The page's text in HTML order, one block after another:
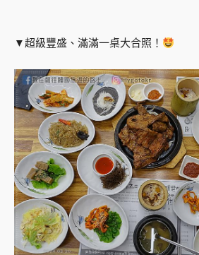
▼超級豐盛、滿滿一桌大合照！